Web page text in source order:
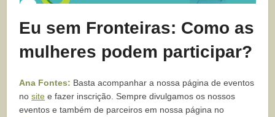
Eu sem Fronteiras: Como as
mulheres podem participar?
Ana Fontes: Basta acompanhar a nossa página de eventos
nosite e fazer inscrição. Sempre divulgamos os nossos
eventos e também de parceiros em nossa página no